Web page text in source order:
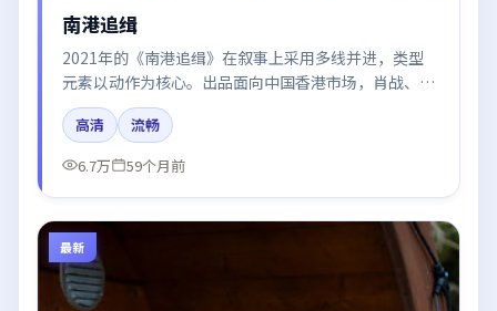
南港追缉
2021年的《南港追缉》在叙事上采用多线并进，类型
元素以动作为核心。出品面向中国香港市场，肖战、周
冬雨、雷佳音、梁朝伟、周迅所饰角色推动关键反转，
结尾留白引发讨论。
高清
流畅
6.7万
59个月前
最新